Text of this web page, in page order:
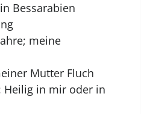
Bessarabien
meine
Mutter Fluch
Heilig in mir oder in